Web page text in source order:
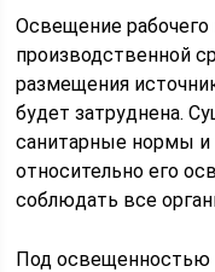
Освещение
производственной
размещения
будет затруднена.
санитарные нормы
относительно его
соблюдать все
Под освещенностью